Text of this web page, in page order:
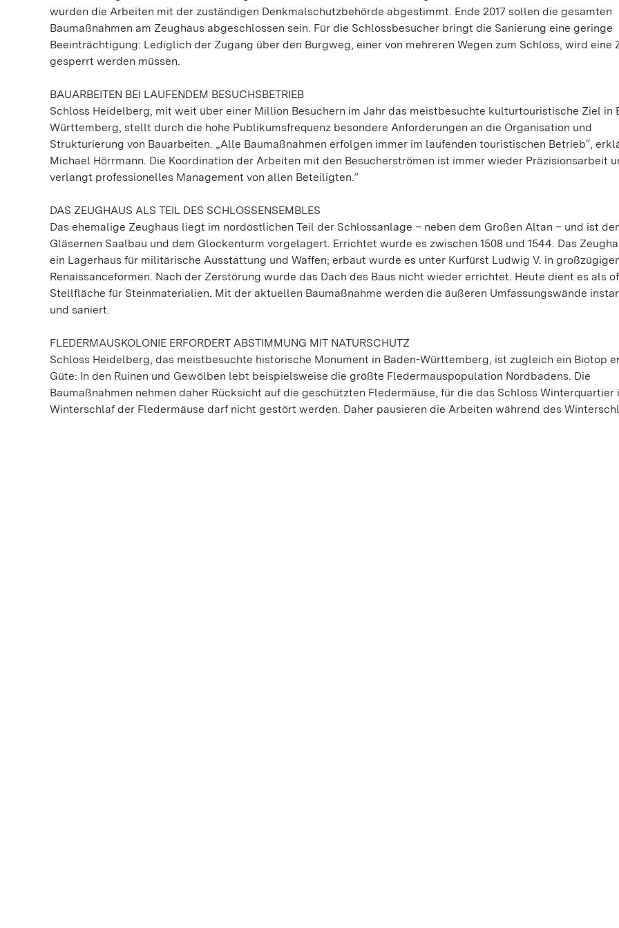
wurden die Arbeiten mit der zuständigen Denkmalschutzbehörde abgestimmt. Ende 2017 sollen die gesamten
Baumaßnahmen am Zeughaus abgeschlossen sein. Für die Schlossbesucher bringt die Sanierung eine geringe
Beeinträchtigung: Lediglich der Zugang über den Burgweg, einer von mehreren Wegen zum Schloss, wird eine
gesperrt werden müssen.
BAUARBEITEN BEI LAUFENDEM BESUCHSBETRIEB
Schloss Heidelberg, mit weit über einer Million Besuchern im Jahr das meistbesuchte kulturtouristische Ziel in
Württemberg, stellt durch die hohe Publikumsfrequenz besondere Anforderungen an die Organisation und
Strukturierung von Bauarbeiten. „Alle Baumaßnahmen erfolgen immer im laufenden touristischen Betrieb“,
Michael Hörrmann. Die Koordination der Arbeiten mit den Besucherströmen ist immer wieder Präzisionsarbeit
verlangt professionelles Management von allen Beteiligten.“
DAS ZEUGHAUS ALS TEIL DES SCHLOSSENSEMBLES
Das ehemalige Zeughaus liegt im nordöstlichen Teil der Schlossanlage – neben dem Großen Altan – und ist
Gläsernen Saalbau und dem Glockenturm vorgelagert. Errichtet wurde es zwischen 1508 und 1544. Das
ein Lagerhaus für militärische Ausstattung und Waffen; erbaut wurde es unter Kurfürst Ludwig V. in
Renaissanceformen. Nach der Zerstörung wurde das Dach des Baus nicht wieder errichtet. Heute dient es als
Stellfläche für Steinmaterialien. Mit der aktuellen Baumaßnahme werden die äußeren Umfassungswände
und saniert.
FLEDERMAUSKOLONIE ERFORDERT ABSTIMMUNG MIT NATURSCHUTZ
Schloss Heidelberg, das meistbesuchte historische Monument in Baden-Württemberg, ist zugleich ein Biotop
Güte: In den Ruinen und Gewölben lebt beispielsweise die größte Fledermauspopulation Nordbadens. Die
Baumaßnahmen nehmen daher Rücksicht auf die geschützten Fledermäuse, für die das Schloss Winterquartier
Winterschlaf der Fledermäuse darf nicht gestört werden. Daher pausieren die Arbeiten während des